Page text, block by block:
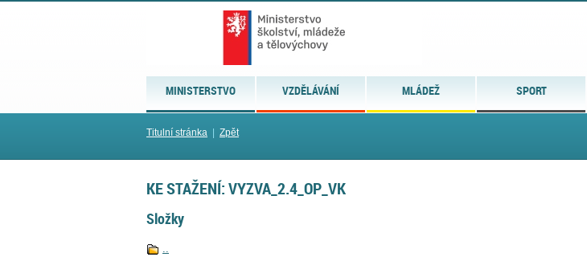
MINISTERSTVO VZDĚLÁVÁNÍ MLÁDEŽ SPORT
Titulní stránka Zpět
KE STAŽENÍ: VYZVA_2.4_OP_VK
Složky
..